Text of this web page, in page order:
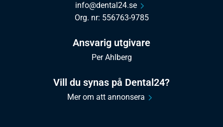
info@dental24.se
Org. nr: 556763-9785
Ansvarig utgivare
Per Ahlberg
Vill du synas på Dental24?
Mer om att annonsera